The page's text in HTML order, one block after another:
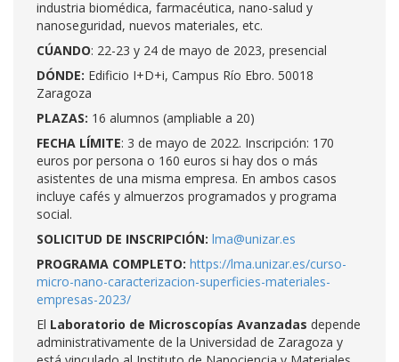
industria biomédica, farmacéutica, nano-salud y
nanoseguridad, nuevos materiales, etc.
CÚANDO: 22-23 y 24 de mayo de 2023, presencial
DÓNDE: Edificio I+D+i, Campus Río Ebro. 50018
Zaragoza
PLAZAS: 16 alumnos (ampliable a 20)
FECHA LÍMITE: 3 de mayo de 2022. Inscripción: 170
euros por persona o 160 euros si hay dos o más
asistentes de una misma empresa. En ambos casos
incluye cafés y almuerzos programados y programa
social.
SOLICITUD DE INSCRIPCIÓN: lma@unizar.es
PROGRAMA COMPLETO: https://lma.unizar.es/curso-
micro-nano-caracterizacion-superficies-materiales-
empresas-2023/
El Laboratorio de Microscopías Avanzadas depende
administrativamente de la Universidad de Zaragoza y